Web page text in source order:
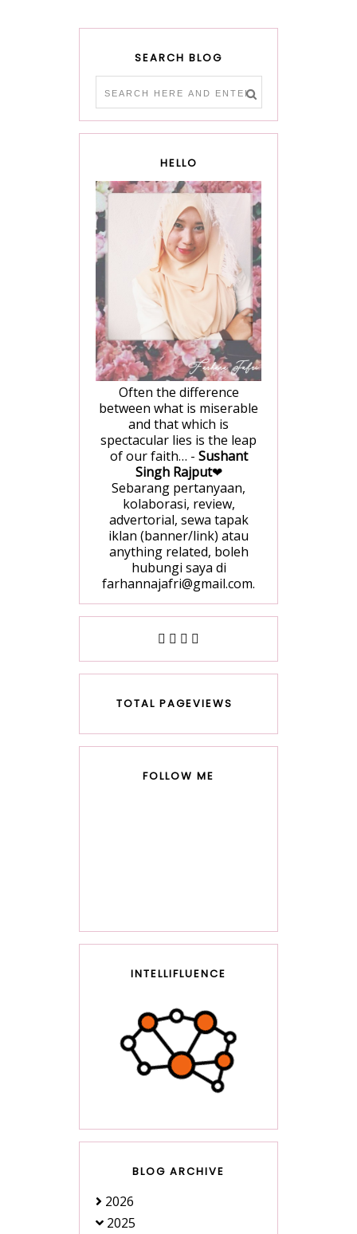
SEARCH BLOG
HELLO
Often the difference
between what is miserable
and that which is
spectacular lies is the leap
of our faith… - Sushant
Singh Rajput❤
Sebarang pertanyaan,
kolaborasi, review,
advertorial, sewa tapak
iklan (banner/link) atau
anything related, boleh
hubungi saya di
farhannajafri@gmail.com.
TOTAL PAGEVIEWS
FOLLOW ME
INTELLIFLUENCE
BLOG ARCHIVE
2026
2025